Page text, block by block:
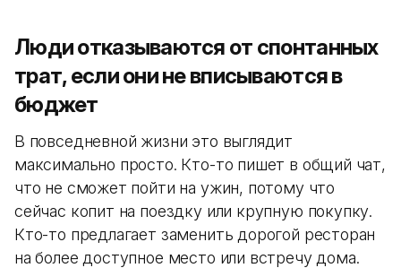
Люди отказываются от спонтанных
трат, если они не вписываются в
бюджет
В повседневной жизни это выглядит
максимально просто. Кто-то пишет в общий чат,
что не сможет пойти на ужин, потому что
сейчас копит на поездку или крупную покупку.
Кто-то предлагает заменить дорогой ресторан
на более доступное место или встречу дома.